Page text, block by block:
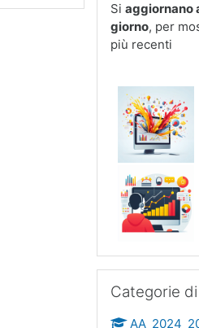
Si aggiornano
giorno, per
più recenti
Categorie